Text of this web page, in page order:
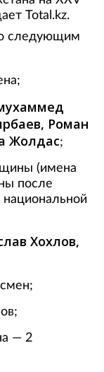
Total.kz.
следующим
Роман
Жолдас;
(имена
после
национальной
Хохлов,
— 2